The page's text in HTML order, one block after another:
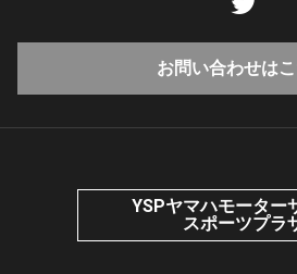
お問い合わせは
YSPヤマハモーター
スポーツプラ